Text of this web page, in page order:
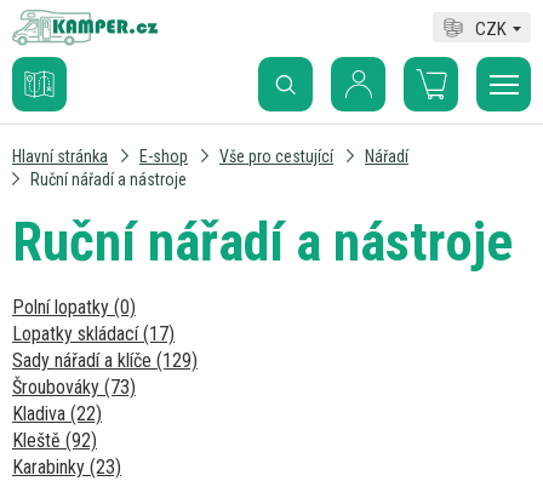
CZK
Hlavní stránka E-shop Vše pro cestující
Nářadí
Ruční nářadí a nástroje
Ruční nářadí a nástroje
Polní lopatky (0)
Lopatky skládací (17)
Sady nářadí a klíče (129)
Šroubováky (73)
Kladiva (22)
Kleště (92)
Karabinky (23)